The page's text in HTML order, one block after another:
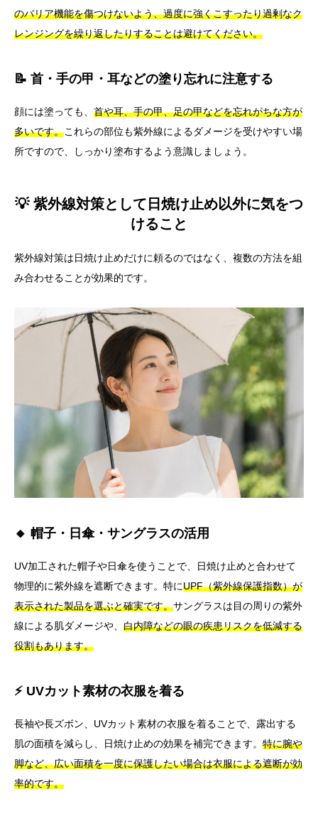
のバリア機能を傷つけないよう、過度に強くこすったり過剰なク
レンジングを繰り返したりすることは避けてください。
📝 首・手の甲・耳などの塗り忘れに注意する
顔には塗っても、 首や耳、手の甲、足の甲などを忘れがちな方が
多いです。これらの部位も紫外線によるダメージを受けやすい場
所ですので、しっかり塗布するよう意識しましょう。
💡 紫外線対策として日焼け止め以外に気をつ
けること
紫外線対策は日焼け止めだけに頼るのではなく、複数の方法を組
み合わせることが効果的です。
🔸 帽子・日傘・サングラスの活用
UV加工された帽子や日傘を使うことで、日焼け止めと合わせて
物理的に紫外線を遮断できます。特にUPF（紫外線保護指数）が
表示された製品を選ぶと確実です。サングラスは目の周りの紫外
線による肌ダメージや、 白内障などの眼の疾患リスクを低減する
役割もあります。
⚡ UVカット素材の衣服を着る
長袖や長ズボン、UVカット素材の衣服を着ることで、露出する
肌の面積を減らし、日焼け止めの効果を補完できます。 特に腕や
脚など、広い面積を一度に保護したい場合は衣服による遮断が効
率的です。